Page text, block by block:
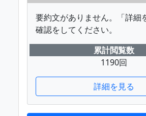
要約文がありません。「詳細
確認をしてください。
累計閲覧数
1190回
詳細を見る